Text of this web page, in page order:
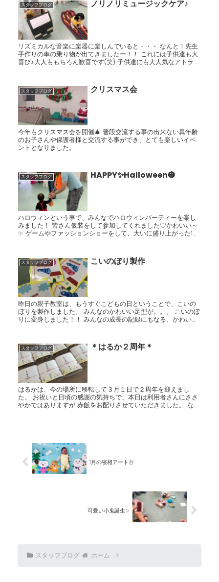
スタッフブログ ノリノリミュージックケア♪
リズミカルな音楽に楽器に楽しんでいると・・・ なんと！先生
手作りの車の乗り物が出てきましたー！！ これには子供達も大
喜び♪大人ももちろん歓喜です(笑) 子供達にも大人気なアトラク
スタッフブログ クリスマス会
今年もクリスマス会を開催🎄 普段交流する事の出来ない異年齢
のお子さんや保護者様と交流する事ができ、とても楽しいイベ
ントとなりました。
スタッフブログ HAPPY✨Halloween🎃
ハロウィンという事で、みんなでハロウィンパーティーを楽し
みました！ 皆さん仮装をして参加してくれました♡かわいい～
✨ ゲームやファッションショーをして、大いに盛り上がった1日
スタッフブログ こいのぼり製作
昨日の親子教室は、もうすぐこどもの日ということで、こいの
ぼりを製作しました。 みんなのかわいい足型が。。。 こいのぼ
りに変身しました！！ みんなの成長の記録にもなる、かわいい
スタッフブログ ＊はるか２周年＊
はるかは、今の場所に移転して３月１日で２周年を迎えまし
た。 お祝いと日頃の感謝の気持ちで、本日は利用者さんにささ
やかではありますが 赤飯をお配りさせていただきました。 なん
1月の寝相アート☃️
可愛い小鬼誕生✨
ホーム
スタッフブログ